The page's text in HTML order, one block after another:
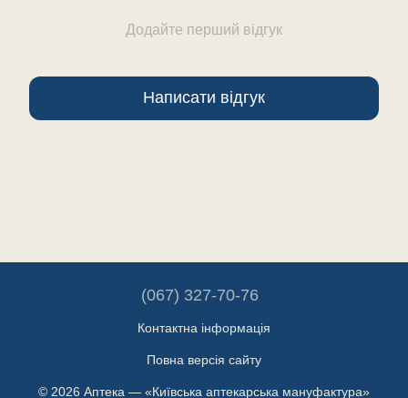
Додайте перший відгук
Написати відгук
(067) 327-70-76
Контактна інформація
Повна версія сайту
© 2026 Аптека — «Київська аптекарська мануфактура»